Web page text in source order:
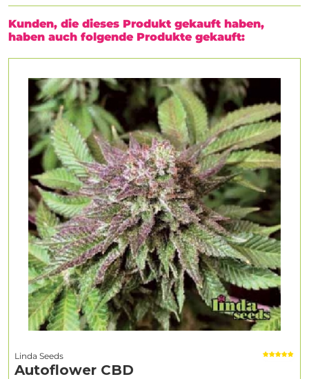
Kunden, die dieses Produkt gekauft haben,
haben auch folgende Produkte gekauft:
Linda Seeds
Autoflower CBD